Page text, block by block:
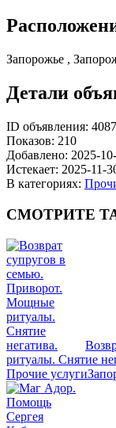
Запорожье ,
Детали
ID объявления:
Показов: 210
Добавлено: 2025-
Истекает: 2025-11-
В категориях:
СМОТРИТЕ
ритуалы. Снятие
Прочие услуги